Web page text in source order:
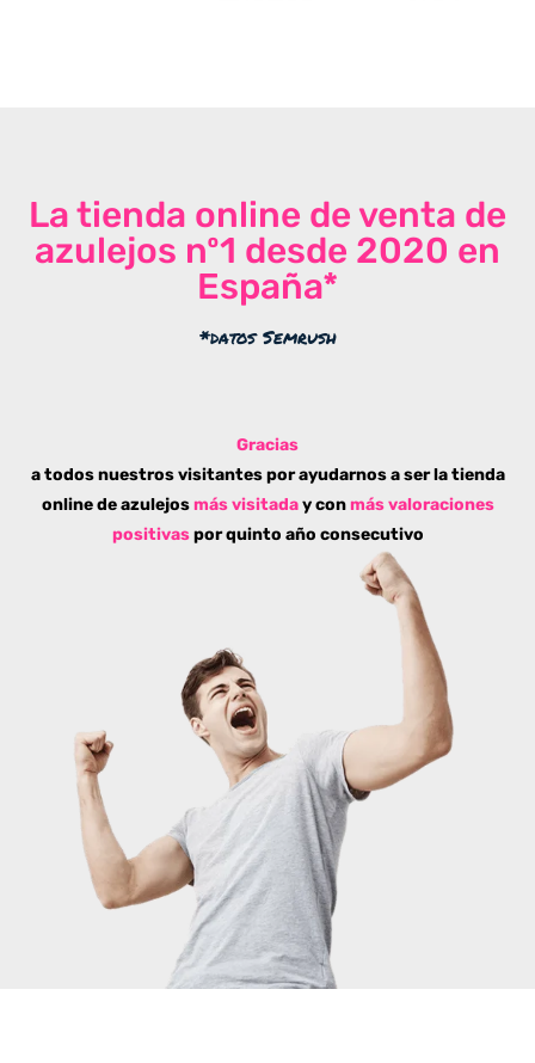
La tienda online de venta de
azulejos nº1 desde 2020 en
España*
*datos Semrush
Gracias
a todos nuestros visitantes por ayudarnos a ser la tienda
online de azulejos más visitaday conmás valoraciones
positivaspor quinto año consecutivo